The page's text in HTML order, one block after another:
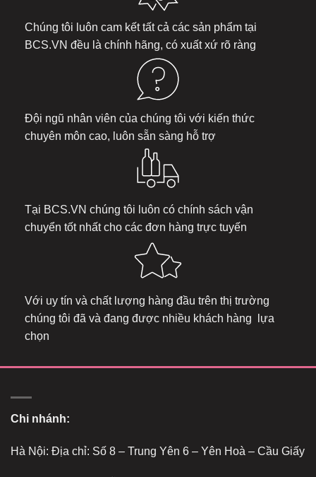
Chúng tôi luôn cam kết tất cả các sản phẩm tại
BCS.VN đều là chính hãng, có xuất xứ rõ ràng
Đội ngũ nhân viên của chúng tôi với kiến thức
chuyên môn cao, luôn sẵn sàng hỗ trợ
Tại BCS.VN chúng tôi luôn có chính sách vận
chuyển tốt nhất cho các đơn hàng trực tuyến
Với uy tín và chất lượng hàng đầu trên thị trường
chúng tôi đã và đang được nhiều khách hàng lựa
chọn
Chi nhánh:
Hà Nội: Địa chỉ: Số 8 – Trung Yên 6 – Yên Hoà – Cầu Giấy